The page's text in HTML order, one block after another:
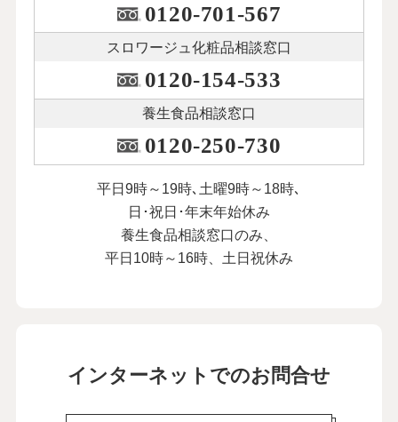
0120-701-567
スロワージュ化粧品相談窓口
0120-154-533
養生食品相談窓口
0120-250-730
平日9時～19時､土曜9時～18時､
日･祝日･年末年始休み
養生食品相談窓口のみ、
平日10時～16時、土日祝休み
インターネットでのお問合せ